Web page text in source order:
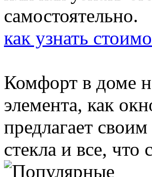
как узнать
Комфорт в доме
элемента, как
предлагает
стекла и все, что